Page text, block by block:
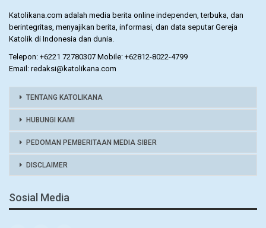
Katolikana.com adalah media berita online independen, terbuka, dan
berintegritas, menyajikan berita, informasi, dan data seputar Gereja
Katolik di Indonesia dan dunia.
Telepon: +6221 72780307 Mobile: +62812-8022-4799
Email: redaksi@katolikana.com
TENTANG KATOLIKANA
HUBUNGI KAMI
PEDOMAN PEMBERITAAN MEDIA SIBER
DISCLAIMER
Sosial Media